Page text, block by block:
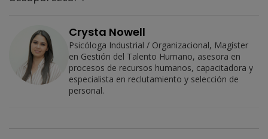
Crysta Nowell
Psicóloga Industrial / Organizacional, Magíster
en Gestión del Talento Humano, asesora en
procesos de recursos humanos, capacitadora y
especialista en reclutamiento y selección de
personal.